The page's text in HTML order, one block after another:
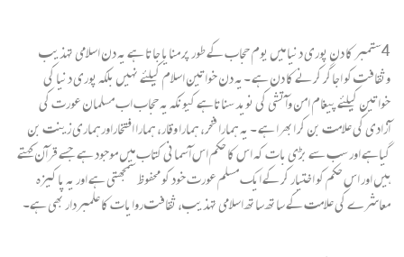
4ستمبر کا دن پوری دنیا میں یوم حجاب کے طور پر منایا جاتا ہے یہ دن اسلامی تہذیب
وثقافت کو اجاگر کرنے کا دن ہے ۔یہ دن خواتین اسلام کیلئے نہیں بلکہ پوری دنیا کی
خواتین کیلئے پیغام امن وآتشی کی نوید سناتاہے کیونکہ یہ حجاب اب مسلمان عورت کی
آزادی کی علامت بن کر ابھرا ہے ۔ یہ ہمارا فخر، ہمارا وقار، ہمارا افتخاراورہماری زینت بن
گیاہے اور سب سے بڑی بات کہ اس کا حکم اس آسمانی کتاب میں موجود ہے جسے قرآن کہتے
ہیں اور اس حکم کو اختیار کر کے ایک مسلم عورت خود کو محفوظ سمجھتی ہے اور یہ پاکیزہ
معاشرے کی علامت کے ساتھ ساتھ اسلامی تہذیب، ثقافت روایات کا علمبردار بھی ہے۔